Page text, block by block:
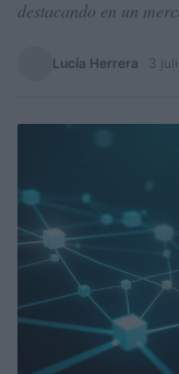
destacando en un
Lucía Herrera 3